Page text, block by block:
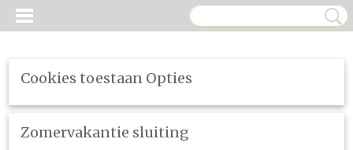
Cookies toestaan Opties
Zomervakantie sluiting